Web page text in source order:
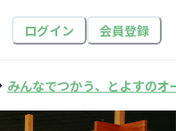
ログイン 会員登録
みんなでつかう、とよすのオ